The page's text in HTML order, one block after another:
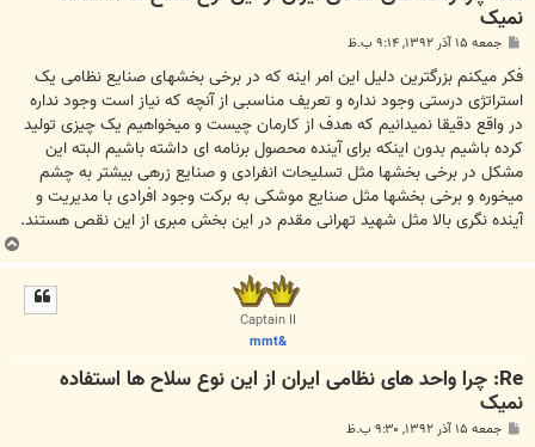
نمیک
ت
جمعه ۱۵ آذر ۱۳۹۲, ۹:۱۴ ب.ظ
فکر میکنم بزرگترین دلیل این امر اینه که در برخی بخشهای صنایع نظامی یک
استراتژی درستی وجود نداره و تعریف مناسبی از آنچه که نیاز است وجود نداره
در واقع دقیقا نمیدانیم که هدف از کارمان چیست و میخواهیم یک چیزی تولید
کرده باشیم بدون اینکه برای آینده محصول برنامه ای داشته باشیم البته این
مشکل در برخی بخشها مثل تسلیحات انفرادی و صنایع زرهی بیشتر به چشم
میخوره و برخی بخشها مثل صنایع موشکی به برکت وجود افرادی با مدیریت و
آینده نگری بالا مثل شهید تهرانی مقدم در این بخش مبری از این نقص هستند.
Captain II
&mmt
Re: چرا واحد های نظامی ایران از این نوع سلاح ها استفاده
نمیک
جمعه ۱۵ آذر ۱۳۹۲, ۹:۳۰ ب.ظ